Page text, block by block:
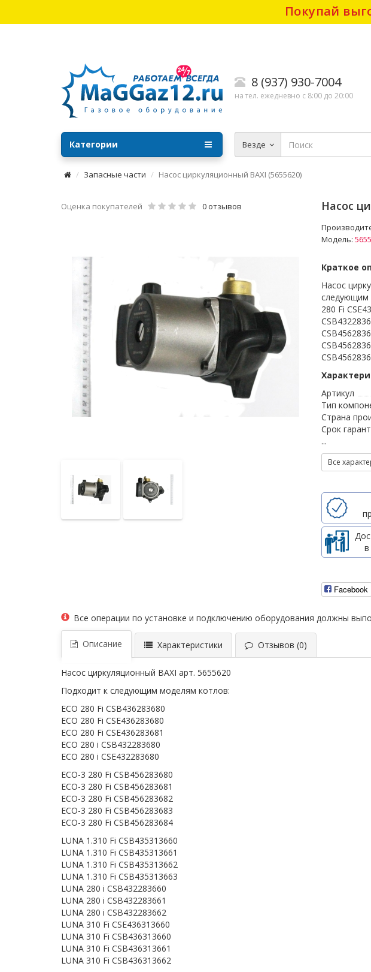
Покупай
8 (937) 930-7004
на тел. ежедневно с 8:00 до 20:00
Везде
Категории
Запасные части Насос циркуляционный BAXI (5655620)
Оценка покупателей 0 отзывов Насос
Модель:
Краткое
Насос
следующим
280 Fi
Артикул
Тип
Страна
Срок
...
Все
Facebook
Все операции по установке и подключению оборудования должны
Описание Характеристики Отзывов (0)
Насос циркуляционный BAXI арт. 5655620
Подходит к следующим моделям котлов:
ECO 280 Fi CSB436283680
ECO 280 Fi CSE436283680
ECO 280 Fi CSE436283681
ECO 280 i CSB432283680
ECO 280 i CSE432283680
ECO-3 280 Fi CSB456283680
ECO-3 280 Fi CSB456283681
ECO-3 280 Fi CSB456283682
ECO-3 280 Fi CSB456283683
ECO-3 280 Fi CSB456283684
LUNA 1.310 Fi CSB435313660
LUNA 1.310 Fi CSB435313661
LUNA 1.310 Fi CSB435313662
LUNA 1.310 Fi CSB435313663
LUNA 280 i CSB432283660
LUNA 280 i CSB432283661
LUNA 280 i CSB432283662
LUNA 310 Fi CSE436313660
LUNA 310 Fi CSB436313660
LUNA 310 Fi CSB436313661
LUNA 310 Fi CSB436313662